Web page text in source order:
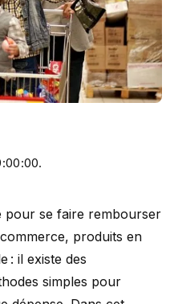
pour se faire rembourser
produits en
: il existe des
simples pour